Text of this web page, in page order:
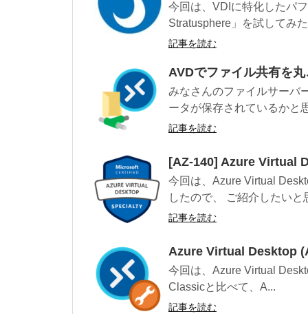
今回は、VDIに特化したパ
Stratusphere」を試してみ
記事を読む
AVDでファイル共有を
みなさんのファイルサーバ
ータが保存されているかと
記事を読む
[AZ-140] Azure Virtual
今回は、Azure Virtual
したので、 ご紹介したいと
記事を読む
Azure Virtual Desktop
今回は、Azure Virtual
Classicと比べて、A...
記事を読む